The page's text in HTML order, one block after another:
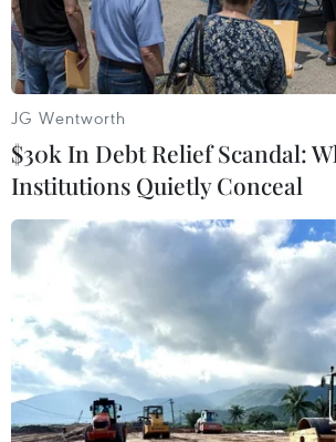
Hàn Quốc và Mỹ ký kết hiệp
trong lĩnh vực vũ trụ
JG Wentworth
$30k In Debt Relief Scandal:
Institutions Quietly Conceal